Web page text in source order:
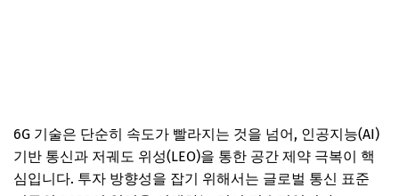
6G 기술은 단순히 속도가 빨라지는 것을 넘어, 인공지능(AI)
기반 통신과 저궤도 위성(LEO)을 통한 공간 제약 극복이 핵
심입니다. 투자 방향성을 잡기 위해서는 글로벌 통신 표준